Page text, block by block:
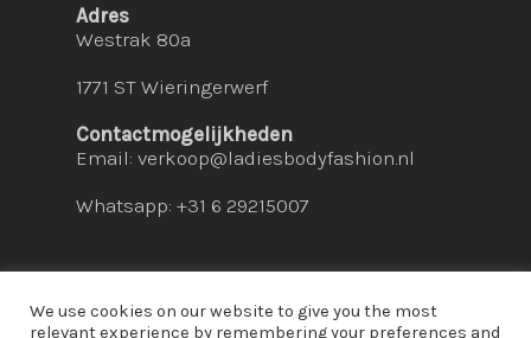
Adres
Westrak 80a
1771 ST Wieringerwerf
Contactmogelijkheden
Email: verkoop@ladiesbodyfashion.nl
Whatsapp: +31 6 29215007
We use cookies on our website to give you the most
relevant experience by remembering your preferences and